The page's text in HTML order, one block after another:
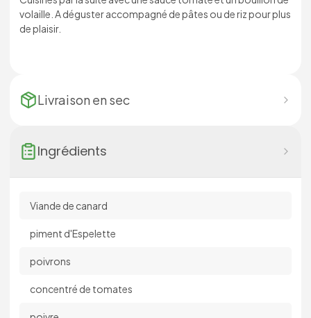
volaille. A déguster accompagné de pâtes ou de riz pour plus
de plaisir.
Livraison en sec
Ingrédients
Viande de canard
piment d'Espelette
poivrons
concentré de tomates